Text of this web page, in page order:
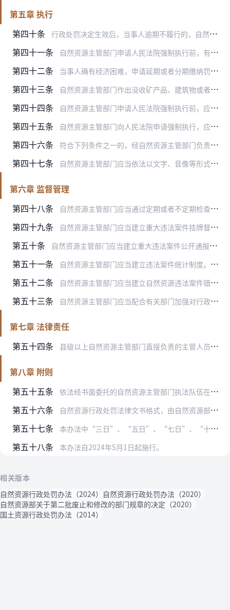
第五章 执行
第四十条
行政处罚决定生效后，当事人逾期不履行的，自然资源主管部门除采取法律法规规定的措施外，还可以采取以下措施：
第四十一条 自然资源主管部门申请人民法院强制执行前，有充分理由认为被执行人可能逃避执行的，可以申请人民法院采取财产保全措施。
第四十二条 当事人确有经济困难，申请延期或者分期缴纳罚款的，经作出处罚决定的自然资源主管部门批准，可以延期或者分期缴纳罚款。
第四十三条 自然资源主管部门作出没收矿产品、建筑物或者其他设施的行政处罚决定后，应当在行政处罚决定生效后九十日内移交本级人民政府或者其指定的部门依法管理和处置。法律法规另有…
第四十四条 自然资源主管部门申请人民法院强制执行前，应当催告当事人履行义务。
第四十五条 自然资源主管部门向人民法院申请强制执行，应当提供下列材料：
第四十六条 符合下列条件之一的，经自然资源主管部门负责人批准，案件结案：
第四十七条 自然资源主管部门应当依法以文字、音像等形式，对行政处罚的启动、调查取证、审核、决定、送达、执行等进行全过程记录，归档保存。
第六章 监督管理
第四十八条
自然资源主管部门应当通过定期或者不定期检查等方式，加强对下级自然资源主管部门实施行政处罚工作的监督，并将发现和制止违法行为、依法实施行政处罚等情况作为监督检查的…
第四十九条 自然资源主管部门应当建立重大违法案件挂牌督办制度。
第五十条 自然资源主管部门应当建立重大违法案件公开通报制度，将案情和处理结果向社会公开通报并接受社会监督。
第五十一条 自然资源主管部门应当建立违法案件统计制度。下级自然资源主管部门应当定期将本行政区域内的违法形势分析、案件发生情况、查处情况等逐级上报。
第五十二条 自然资源主管部门应当建立自然资源违法案件错案追究制度。行政处罚决定错误并造成严重后果的，作出处罚决定的机关应当承担相应的责任。
第五十三条 自然资源主管部门应当配合有关部门加强对行政处罚实施过程中的社会稳定风险防控。
第七章 法律责任
第五十四条
县级以上自然资源主管部门直接负责的主管人员和其他直接责任人员，违反本办法规定，有下列情形之一，致使公民、法人或者其他组织的合法权益、公共利益和社会秩序遭受损害的…
第八章 附则
第五十五条
依法经书面委托的自然资源主管部门执法队伍在受委托范围内，以委托机关的名义对公民、法人或者其他组织违反土地、矿产、测绘地理信息、城乡规划等自然资源法律法规的行为实…
第五十六条 自然资源行政处罚法律文书格式，由自然资源部统一制定。
第五十七条 本办法中“三日”、“五日”、“七日”、“十日”指工作日，不含法定节假日。
第五十八条 本办法自2024年5月1日起施行。
相关版本
自然资源行政处罚办法（2024） 自然资源行政处罚办法（2020）
自然资源部关于第二批废止和修改的部门规章的决定（2020）
国土资源行政处罚办法（2014）